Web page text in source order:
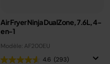
Air Fryer Ninja DualZone, 7.6L, 4-
en-1
Modèle: AF200EU
4.6 (293)